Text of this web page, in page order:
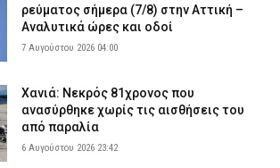
ρεύματος σήμερα (7/8) στην Αττική –
Αναλυτικά ώρες και οδοί
7 Αυγούστου 2026 04:00
Χανιά: Νεκρός 81χρονος που
ανασύρθηκε χωρίς τις αισθήσεις του
από παραλία
6 Αυγούστου 2026 23:42